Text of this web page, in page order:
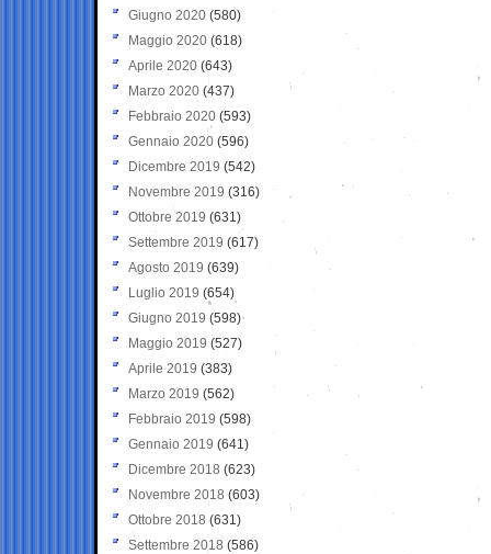
Giugno 2020 (580)
Maggio 2020 (618)
Aprile 2020 (643)
Marzo 2020 (437)
Febbraio 2020 (593)
Gennaio 2020 (596)
Dicembre 2019 (542)
Novembre 2019 (316)
Ottobre 2019 (631)
Settembre 2019 (617)
Agosto 2019 (639)
Luglio 2019 (654)
Giugno 2019 (598)
Maggio 2019 (527)
Aprile 2019 (383)
Marzo 2019 (562)
Febbraio 2019 (598)
Gennaio 2019 (641)
Dicembre 2018 (623)
Novembre 2018 (603)
Ottobre 2018 (631)
Settembre 2018 (586)